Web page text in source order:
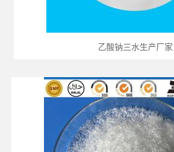
乙酸钠三水生产厂家